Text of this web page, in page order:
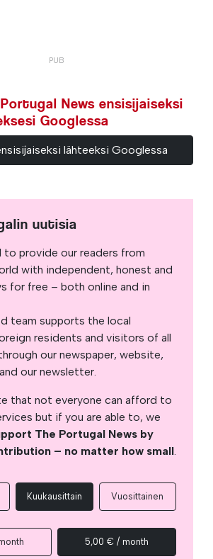
News ensisijaiseksi
Googlessa
lähteeksi Googlessa
uutisia
to provide our readers from
with independent, honest and
for free – both online and in
team supports the local
residents and visitors of all
our newspaper, website,
our newsletter.
that not everyone can afford to
but if you are able to, we
The Portugal News by
– no matter how small.
Kuukausittain Vuosittainen
5,00 € / month